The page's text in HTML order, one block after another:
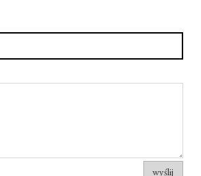
wyślij